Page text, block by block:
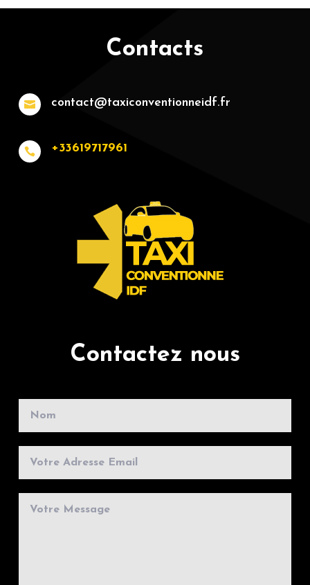
Contacts
 contact@taxiconventionneidf.fr
 +33619717961
Contactez nous